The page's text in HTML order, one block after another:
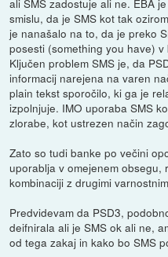
smislu, da je SMS kot tak
je nanašalo na to, da je preko
posesti (something you have)
Ključen problem SMS je, da
informacij narejena na varen
plain tekst sporočilo, ki ga je
izpolnjuje. IMO uporaba SMS
zlorabe, kot ustrezen način
Zato so tudi banke po večini
uporablja v omejenem
kombinaciji z drugimi
Predvidevam da PSD3,
deifnirala ali je SMS ok ali ne,
od tega zakaj in kako bo SMS